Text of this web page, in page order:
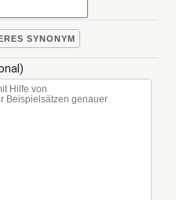
SYNONYM